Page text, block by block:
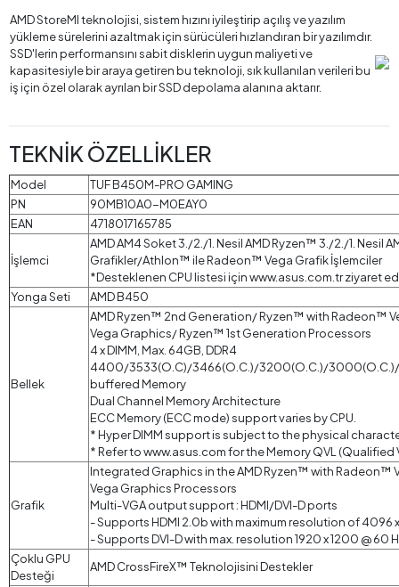
AMD StoreMI teknolojisi, sistem hızını iyileştirip açılış ve yazılım
yükleme sürelerini azaltmak için sürücüleri hızlandıran bir yazılımdır.
SSD'lerin performansını sabit disklerin uygun maliyeti ve
kapasitesiyle bir araya getiren bu teknoloji, sık kullanılan verileri bu
iş için özel olarak ayrılan bir SSD depolama alanına aktarır.
TEKNİK ÖZELLİKLER
Model
TUF B450M-PRO GAMING
PN
90MB10A0-M0EAY0
EAN
4718017165785
İşlemci
AMD AM4 Soket 3./2./1. Nesil AMD Ryzen™ 3./2./1. Nesil
Grafikler/Athlon™ ile Radeon™ Vega Grafik İşlemciler
*Desteklenen CPU listesi için www.asus.com.tr ziyaret
Yonga Seti
AMD B450
Bellek
AMD Ryzen™ 2nd Generation/ Ryzen™ with Radeon™
Vega Graphics/ Ryzen™ 1st Generation Processors
4 x DIMM, Max. 64GB, DDR4
4400/3533(O.C)/3466(O.C.)/3200(O.C.)/
buffered Memory
Dual Channel Memory Architecture
ECC Memory (ECC mode) support varies by CPU.
* Hyper DIMM support is subject to the physical
* Refer to www.asus.com for the Memory QVL (Qualified
Grafik
Integrated Graphics in the AMD Ryzen™ with
Vega Graphics Processors
Multi-VGA output support : HDMI/DVI-D ports
- Supports HDMI 2.0b with maximum resolution of 4096 x
- Supports DVI-D with max. resolution 1920 x 1200 @ 60
Çoklu GPU
Desteği
AMD CrossFireX™ Teknolojisini Destekler